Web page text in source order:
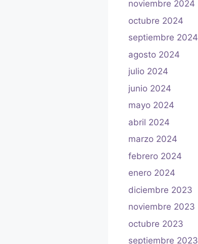
noviembre 2024
octubre 2024
septiembre 2024
agosto 2024
julio 2024
junio 2024
mayo 2024
abril 2024
marzo 2024
febrero 2024
enero 2024
diciembre 2023
noviembre 2023
octubre 2023
septiembre 2023